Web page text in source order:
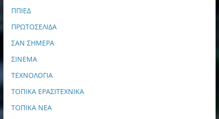
ΠΠΙΕΔ
ΠΡΩΤΟΣΕΛΙΔΑ
ΣΑΝ ΣΗΜΕΡΑ
ΣΙΝΕΜΑ
ΤΕΧΝΟΛΟΓΙΑ
ΤΟΠΙΚΑ ΕΡΑΣΙΤΕΧΝΙΚΑ
ΤΟΠΙΚΑ ΝΕΑ